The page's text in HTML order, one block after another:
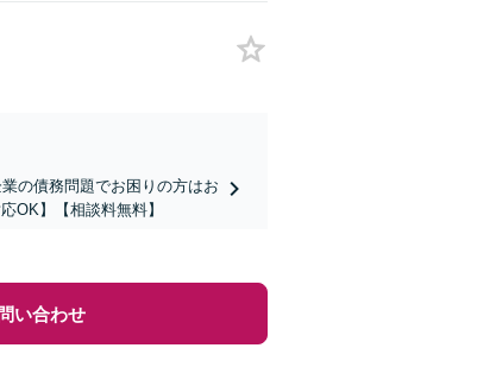
の債務問題でお困りの方はお
OK】【相談料無料】
い合わせ